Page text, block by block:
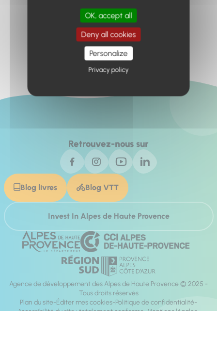
Retour à l'accueil
Retrouvez-nous sur
Blog livres Blog VTT
Invest In Alpes de Haute Provence
Agence de développement des Alpes de Haute Provence © 2025 -
Tous droits réservés
Plan du site Éditer mes cookies Politique de confidentialité
Accessibilité du site : totalement conforme Mentions légales
OK, accept all
Deny all cookies
Personalize
Privacy policy